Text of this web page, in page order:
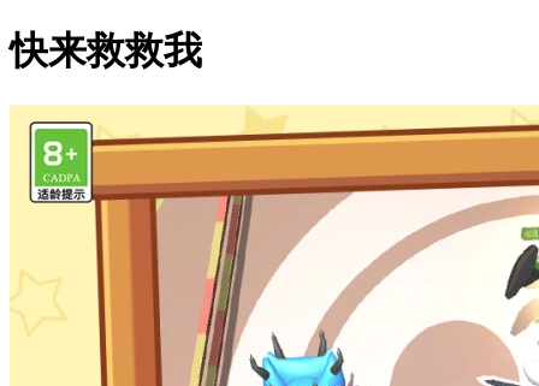
快来救救我